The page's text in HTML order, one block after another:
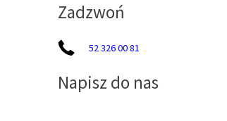
Zadzwoń
52 326 00 81
Napisz do nas